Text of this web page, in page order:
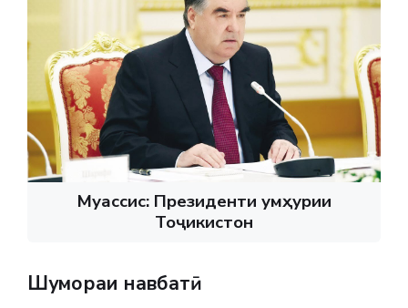
Муассис: Президенти Ҷумҳурии
Тоҷикистон
Шумораи навбатӣ